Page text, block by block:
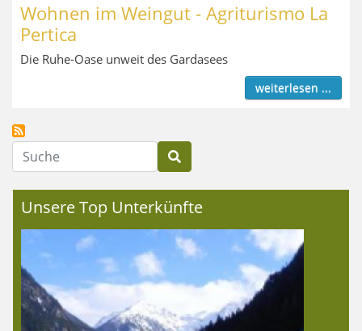
Wohnen im Weingut - Agriturismo La
Pertica
Die Ruhe-Oase unweit des Gardasees
weiterlesen ...
Suche
Unsere Top Unterkünfte